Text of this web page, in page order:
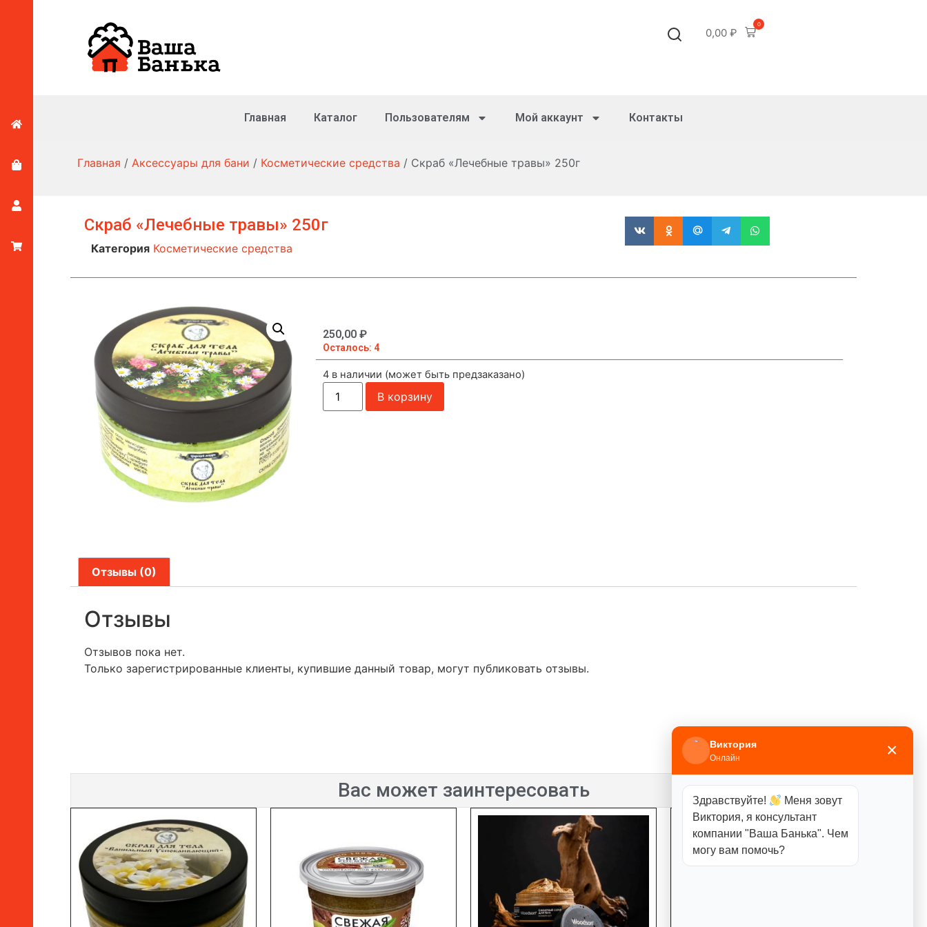
0,00 ₽
0
Главная Каталог Пользователям Мой аккаунт Контакты
Главная / Аксессуары для бани / Косметические средства / Скраб «Лечебные травы» 250г
Скраб «Лечебные травы» 250г
Категория Косметические средства
250,00 ₽
Осталось: 4
4 в наличии (может быть предзаказано)
В корзину
Отзывы (0)
Отзывы
Отзывов пока нет.
Только зарегистрированные клиенты, купившие данный товар, могут публиковать отзывы.
Вас может заинтересовать
Виктория
Онлайн ×
Здравствуйте!
Меня зовут
Виктория, я консультант
компании "Ваша Банька". Чем
могу вам помочь?